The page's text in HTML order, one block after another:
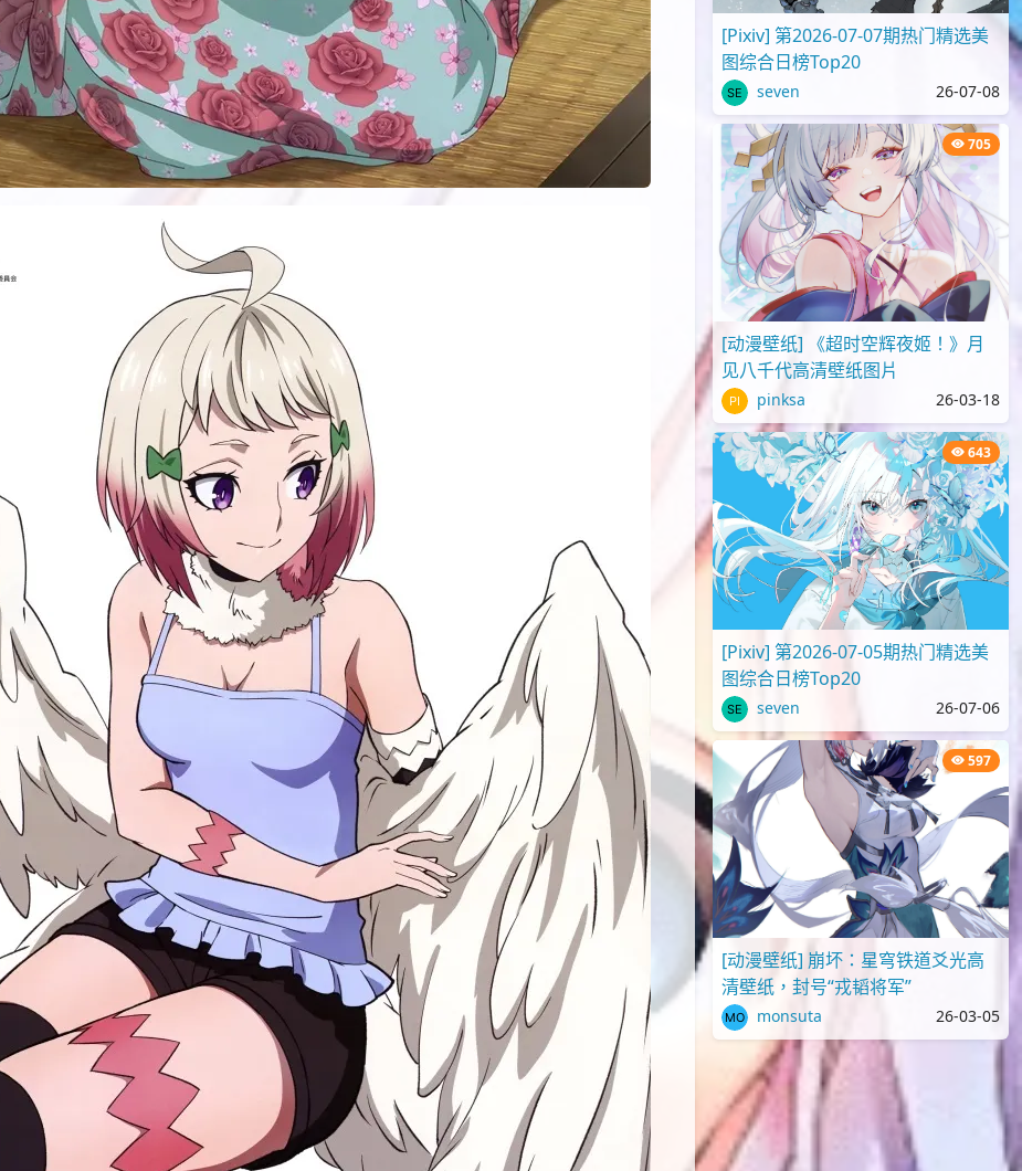
[Pixiv] 第2026-07-07期热门精选美
图综合日榜Top20
seven 26-07-08
705
[动漫壁纸] 《超时空辉夜姬！》月
见八千代高清壁纸图片
pinksa 26-03-18
643
[Pixiv] 第2026-07-05期热门精选美
图综合日榜Top20
seven 26-07-06
597
[动漫壁纸] 崩坏：星穹铁道爻光高
清壁纸，封号“戎韬将军”
monsuta 26-03-05